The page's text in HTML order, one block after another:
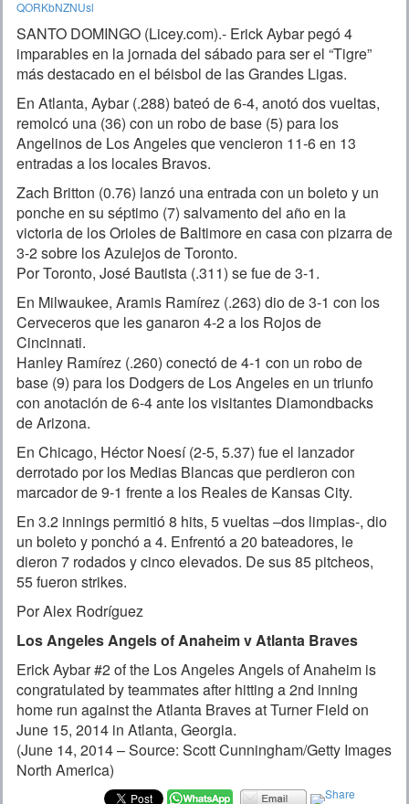
SANTO DOMINGO (Licey.com).- Erick Aybar pegó 4
imparables en la jornada del sábado para ser el “Tigre”
más destacado en el béisbol de las Grandes Ligas.
En Atlanta, Aybar (.288) bateó de 6-4, anotó dos vueltas,
remolcó una (36) con un robo de base (5) para los
Angelinos de Los Angeles que vencieron 11-6 en 13
entradas a los locales Bravos.
Zach Britton (0.76) lanzó una entrada con un boleto y un
ponche en su séptimo (7) salvamento del año en la
victoria de los Orioles de Baltimore en casa con pizarra de
3-2 sobre los Azulejos de Toronto.
Por Toronto, José Bautista (.311) se fue de 3-1.
En Milwaukee, Aramis Ramírez (.263) dio de 3-1 con los
Cerveceros que les ganaron 4-2 a los Rojos de
Cincinnati.
Hanley Ramírez (.260) conectó de 4-1 con un robo de
base (9) para los Dodgers de Los Angeles en un triunfo
con anotación de 6-4 ante los visitantes Diamondbacks
de Arizona.
En Chicago, Héctor Noesí (2-5, 5.37) fue el lanzador
derrotado por los Medias Blancas que perdieron con
marcador de 9-1 frente a los Reales de Kansas City.
En 3.2 innings permitió 8 hits, 5 vueltas –dos limpias-, dio
un boleto y ponchó a 4. Enfrentó a 20 bateadores, le
dieron 7 rodados y cinco elevados. De sus 85 pitcheos,
55 fueron strikes.
Por Alex Rodríguez
Los Angeles Angels of Anaheim v Atlanta Braves
Erick Aybar #2 of the Los Angeles Angels of Anaheim is
congratulated by teammates after hitting a 2nd inning
home run against the Atlanta Braves at Turner Field on
June 15, 2014 in Atlanta, Georgia.
(June 14, 2014 – Source: Scott Cunningham/Getty Images
North America)